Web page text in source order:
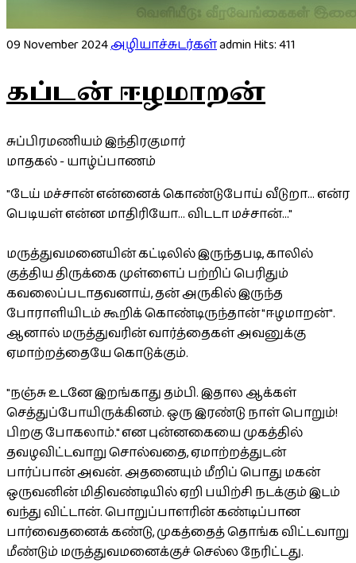
09 November 2024அழியாச்சுடர்கள்adminHits: 411
கப்டன் ஈழமாறன்
சுப்பிரமணியம் இந்திரகுமார்
மாதகல் - யாழ்ப்பாணம்
"டேய் மச்சான் என்னைக் கொண்டுபோய் வீடுறா... என்ர
பெடியள் என்ன மாதிரியோ... விடடா மச்சான்..."
மருத்துவமனையின் கட்டிலில் இருந்தபடி, காலில்
குத்திய திருக்கை முள்ளைப் பற்றிப் பெரிதும்
கவலைப்படாதவனாய், தன் அருகில் இருந்த
போராளியிடம் கூறிக் கொண்டிருந்தான் "ஈழமாறன்".
ஆனால் மருத்துவரின் வார்த்தைகள் அவனுக்கு
ஏமாற்றத்தையே கொடுக்கும்.
"நஞ்சு உடனே இறங்காது தம்பி. இதால ஆக்கள்
செத்துப்போயிருக்கினம். ஒரு இரண்டு நாள் பொறும்!
பிறகு போகலாம்." என புன்னகையை முகத்தில்
தவழவிட்டவாறு சொல்வதை, ஏமாற்றத்துடன்
பார்ப்பான் அவன். அதனையும் மீறிப் பொது மகன்
ஒருவனின் மிதிவண்டியில் ஏறி பயிற்சி நடக்கும் இடம்
வந்து விட்டான். பொறுப்பாளரின் கண்டிப்பான
பார்வைதனைக் கண்டு, முகத்தைத் தொங்க விட்டவாறு
மீண்டும் மருத்துவமனைக்குச் செல்ல நேரிட்டது.